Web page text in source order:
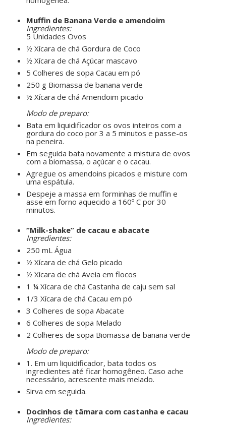
Muffin de Banana Verde e amendoim
Ingredientes:
5 Unidades Ovos
½ Xícara de chá Gordura de Coco
½ Xícara de chá Açúcar mascavo
5 Colheres de sopa Cacau em pó
250 g Biomassa de banana verde
½ Xícara de chá Amendoim picado
Modo de preparo:
Bata em liquidificador os ovos inteiros com a
gordura do coco por 3 a 5 minutos e passe-os
na peneira.
Em seguida bata novamente a mistura de ovos
com a biomassa, o açúcar e o cacau.
Agregue os amendoins picados e misture com
uma espátula.
Despeje a massa em forminhas de muffin e
asse em forno aquecido a 160º C por 30
minutos.
“Milk-shake” de cacau e abacate
Ingredientes:
250 mL Água
½ Xícara de chá Gelo picado
½ Xícara de chá Aveia em flocos
1 ¼ Xícara de chá Castanha de caju sem sal
1/3 Xícara de chá Cacau em pó
3 Colheres de sopa Abacate
6 Colheres de sopa Melado
2 Colheres de sopa Biomassa de banana verde
Modo de preparo:
1. Em um liquidificador, bata todos os
ingredientes até ficar homogêneo. Caso ache
necessário, acrescente mais melado.
Sirva em seguida.
Docinhos de tâmara com castanha e cacau
Ingredientes: